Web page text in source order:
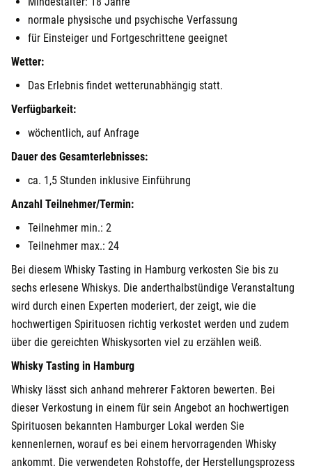
normale physische und psychische Verfassung
für Einsteiger und Fortgeschrittene geeignet
Wetter:
Das Erlebnis findet wetterunabhängig statt.
Verfügbarkeit:
wöchentlich, auf Anfrage
Dauer des Gesamterlebnisses:
ca. 1,5 Stunden inklusive Einführung
Anzahl Teilnehmer/Termin:
Teilnehmer min.: 2
Teilnehmer max.: 24
Bei diesem Whisky Tasting in Hamburg verkosten Sie bis zu
sechs erlesene Whiskys. Die anderthalbstündige Veranstaltung
wird durch einen Experten moderiert, der zeigt, wie die
hochwertigen Spirituosen richtig verkostet werden und zudem
über die gereichten Whiskysorten viel zu erzählen weiß.
Whisky Tasting in Hamburg
Whisky lässt sich anhand mehrerer Faktoren bewerten. Bei
dieser Verkostung in einem für sein Angebot an hochwertigen
Spirituosen bekannten Hamburger Lokal werden Sie
kennenlernen, worauf es bei einem hervorragenden Whisky
ankommt. Die verwendeten Rohstoffe, der Herstellungsprozess